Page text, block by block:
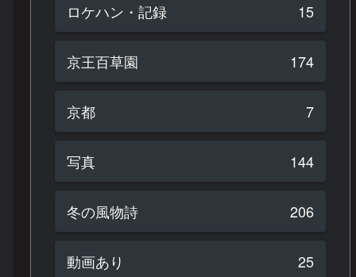
ロケハン・記録 15
京王百草園 174
京都 7
写真 144
冬の風物詩 206
動画あり 25